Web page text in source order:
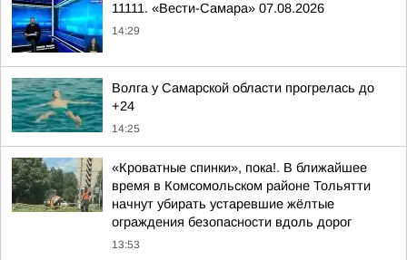
11111. «Вести-Самара» 07.08.2026
14:29
Волга у Самарской области прогрелась до
+24
14:25
«Кроватные спинки», пока!. В ближайшее
время в Комсомольском районе Тольятти
начнут убирать устаревшие жёлтые
ограждения безопасности вдоль дорог
13:53